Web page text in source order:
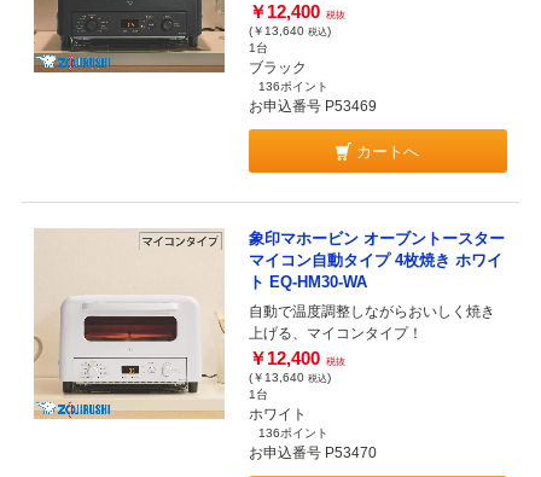
￥12,400 税抜
(￥13,640 税込)
1台
ブラック
136ポイント
お申込番号 P53469
カートへ
象印マホービン オーブントースター
マイコン自動タイプ 4枚焼き ホワイ
ト EQ-HM30-WA
自動で温度調整しながらおいしく焼き
上げる、マイコンタイプ！
￥12,400 税抜
(￥13,640 税込)
1台
ホワイト
136ポイント
お申込番号 P53470